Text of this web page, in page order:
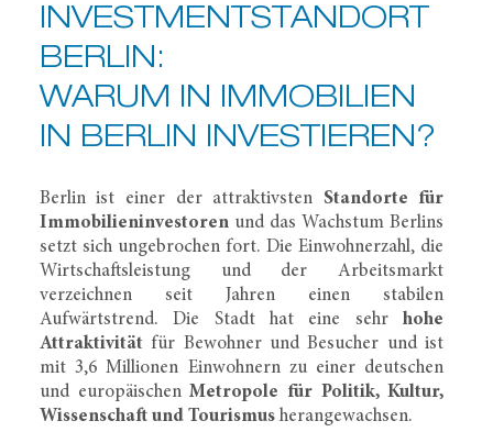
INVESTMENT­STANDORT
BERLIN:
WARUM IN IMMOBILIEN
IN BERLIN INVESTIEREN?
Berlin ist einer der attraktivsten Standorte für
Immobilieninvestorenund das Wachstum Berlins
setzt sich ungebrochen fort. Die Einwohnerzahl, die
Wirtschaftsleistung und der Arbeitsmarkt
verzeichnen seit Jahren einen stabilen
Aufwärtstrend. Die Stadt hat eine sehrhohe
Attraktivitätfür Bewohner und Besucher und ist
mit 3,6 Millionen Einwohnern zu einer deutschen
und europäischenMetropole für Politik, Kultur,
Wissenschaft und Tourismusherangewachsen.